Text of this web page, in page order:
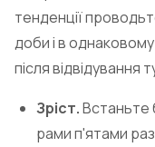
тенденції
доби і в однаковому
після
Зріст.Встаньте
рами п'ятами